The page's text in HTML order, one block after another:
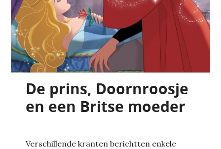
De prins, Doornroosje
en een Britse moeder
Verschillende kranten berichtten enkele